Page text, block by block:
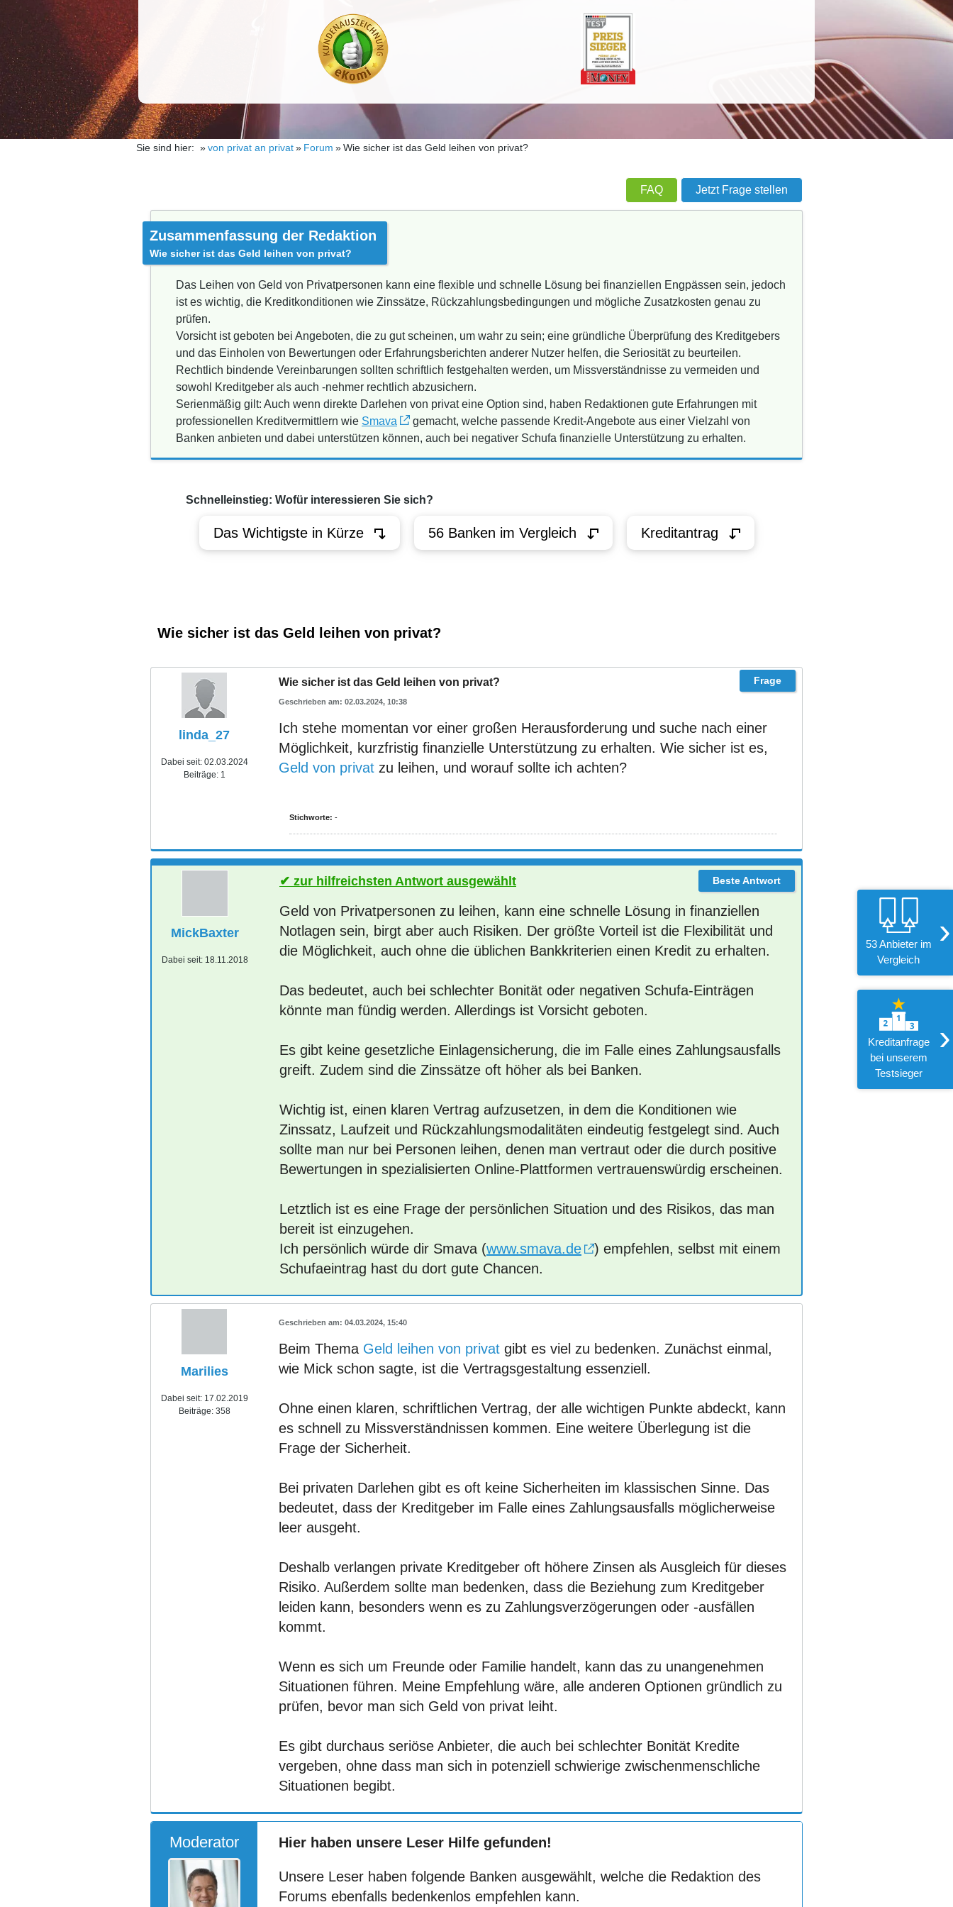
53 Anbieter im
Vergleich
›
Kreditanfrage
bei unserem
Testsieger
›
Sie sind hier: von privat an privat Forum Wie sicher ist das Geld leihen von privat?
FAQ Jetzt Frage stellen
Zusammenfassung der Redaktion
Wie sicher ist das Geld leihen von privat?
Das Leihen von Geld von Privatpersonen kann eine flexible und schnelle Lösung bei finanziellen Engpässen sein, jedoch
ist es wichtig, die Kreditkonditionen wie Zinssätze, Rückzahlungsbedingungen und mögliche Zusatzkosten genau zu
prüfen.
Vorsicht ist geboten bei Angeboten, die zu gut scheinen, um wahr zu sein; eine gründliche Überprüfung des Kreditgebers
und das Einholen von Bewertungen oder Erfahrungsberichten anderer Nutzer helfen, die Seriosität zu beurteilen.
Rechtlich bindende Vereinbarungen sollten schriftlich festgehalten werden, um Missverständnisse zu vermeiden und
sowohl Kreditgeber als auch -nehmer rechtlich abzusichern.
Serienmäßig gilt: Auch wenn direkte Darlehen von privat eine Option sind, haben Redaktionen gute Erfahrungen mit
professionellen Kreditvermittlern wie Smava
gemacht, welche passende Kredit-Angebote aus einer Vielzahl von
Banken anbieten und dabei unterstützen können, auch bei negativer Schufa finanzielle Unterstützung zu erhalten.
Schnelleinstieg: Wofür interessieren Sie sich?
Das Wichtigste in Kürze 56 Banken im Vergleich Kreditantrag
Wie sicher ist das Geld leihen von privat?
linda_27
Dabei seit: 02.03.2024
Beiträge: 1
Wie sicher ist das Geld leihen von privat?
02.03.2024, 10:38
Ich stehe momentan vor einer großen Herausforderung und suche nach einer
Möglichkeit, kurzfristig finanzielle Unterstützung zu erhalten. Wie sicher ist es,
Geld von privat zu leihen, und worauf sollte ich achten?
Stichworte: -
MickBaxter
Dabei seit: 18.11.2018
zur hilfreichsten Antwort ausgewählt
Geld von Privatpersonen zu leihen, kann eine schnelle Lösung in finanziellen
Notlagen sein, birgt aber auch Risiken. Der größte Vorteil ist die Flexibilität und
die Möglichkeit, auch ohne die üblichen Bankkriterien einen Kredit zu erhalten.
Das bedeutet, auch bei schlechter Bonität oder negativen Schufa-Einträgen
könnte man fündig werden. Allerdings ist Vorsicht geboten.
Es gibt keine gesetzliche Einlagensicherung, die im Falle eines Zahlungsausfalls
greift. Zudem sind die Zinssätze oft höher als bei Banken.
Wichtig ist, einen klaren Vertrag aufzusetzen, in dem die Konditionen wie
Zinssatz, Laufzeit und Rückzahlungsmodalitäten eindeutig festgelegt sind. Auch
sollte man nur bei Personen leihen, denen man vertraut oder die durch positive
Bewertungen in spezialisierten Online-Plattformen vertrauenswürdig erscheinen.
Letztlich ist es eine Frage der persönlichen Situation und des Risikos, das man
bereit ist einzugehen.
Ich persönlich würde dir Smava (www.smava.de
) empfehlen, selbst mit einem
Schufaeintrag hast du dort gute Chancen.
Marilies
Dabei seit: 17.02.2019
Beiträge: 358
04.03.2024, 15:40
Beim Thema Geld leihen von privat gibt es viel zu bedenken. Zunächst einmal,
wie Mick schon sagte, ist die Vertragsgestaltung essenziell.
Ohne einen klaren, schriftlichen Vertrag, der alle wichtigen Punkte abdeckt, kann
es schnell zu Missverständnissen kommen. Eine weitere Überlegung ist die
Frage der Sicherheit.
Bei privaten Darlehen gibt es oft keine Sicherheiten im klassischen Sinne. Das
bedeutet, dass der Kreditgeber im Falle eines Zahlungsausfalls möglicherweise
leer ausgeht.
Deshalb verlangen private Kreditgeber oft höhere Zinsen als Ausgleich für dieses
Risiko. Außerdem sollte man bedenken, dass die Beziehung zum Kreditgeber
leiden kann, besonders wenn es zu Zahlungsverzögerungen oder -ausfällen
kommt.
Wenn es sich um Freunde oder Familie handelt, kann das zu unangenehmen
Situationen führen. Meine Empfehlung wäre, alle anderen Optionen gründlich zu
prüfen, bevor man sich Geld von privat leiht.
Es gibt durchaus seriöse Anbieter, die auch bei schlechter Bonität Kredite
vergeben, ohne dass man sich in potenziell schwierige zwischenmenschliche
Situationen begibt.
Moderator Hier haben unsere Leser Hilfe gefunden!
Unsere Leser haben folgende Banken ausgewählt, welche die Redaktion des
Forums ebenfalls bedenkenlos empfehlen kann.